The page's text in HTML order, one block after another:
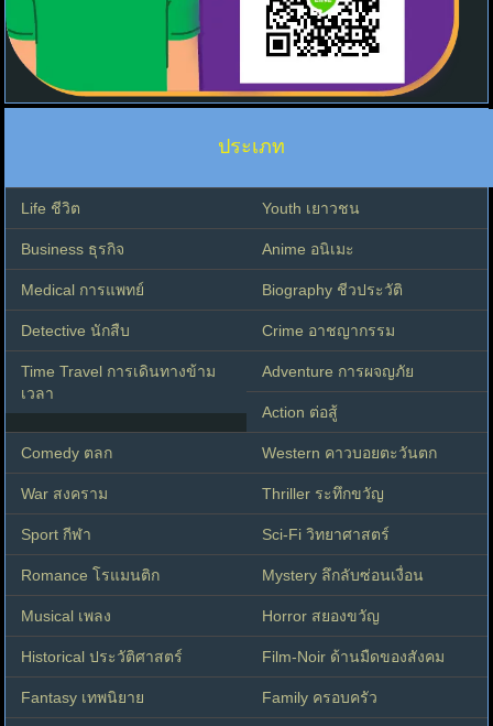
ประเภท
Life ชีวิต Youth เยาวชน
Business ธุรกิจ Anime อนิเมะ
Medical การแพทย์ Biography ชีวประวัติ
Detective นักสืบ Crime อาชญากรรม
Time Travel การเดินทางข้าม
เวลา
Adventure การผจญภัย
Action ต่อสู้
Comedy ตลก Western คาวบอยตะวันตก
War สงคราม Thriller ระทึกขวัญ
Sport กีฬา Sci-Fi วิทยาศาสตร์
Romance โรแมนติก Mystery ลึกลับซ่อนเงื่อน
Musical เพลง Horror สยองขวัญ
Historical ประวัติศาสตร์ Film-Noir ด้านมืดของสังคม
Fantasy เทพนิยาย Family ครอบครัว